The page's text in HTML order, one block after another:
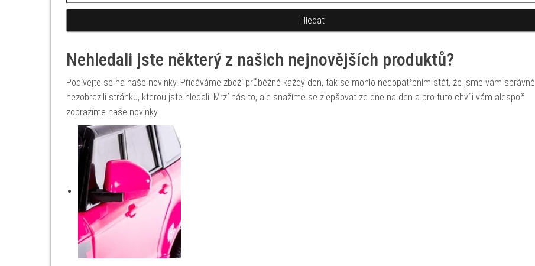
Nehledali jste některý z našich nejnovějších produktů?
Podívejte se na naše novinky. Přidáváme zboží průběžně každý den, tak se mohlo nedopatřením stát, že jsme vám správně
nezobrazili stránku, kterou jste hledali. Mrzí nás to, ale snažíme se zlepšovat ze dne na den a pro tuto chvíli vám alespoň
zobrazíme naše novinky.